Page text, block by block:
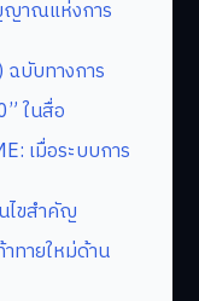
ญาณแห่งการ
ฉบับทางการ
ในสื่อ
เมื่อระบบการ
ไขสำคัญ
ทายใหม่ด้าน